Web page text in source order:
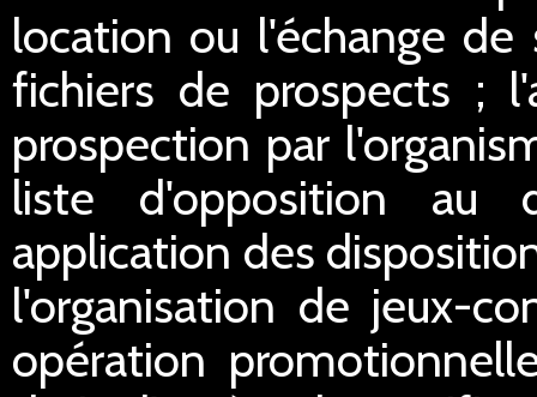
location ou l'échange
fichiers de prospects ;
prospection par
liste d'opposition au
application des
l'organisation de jeux-
opération